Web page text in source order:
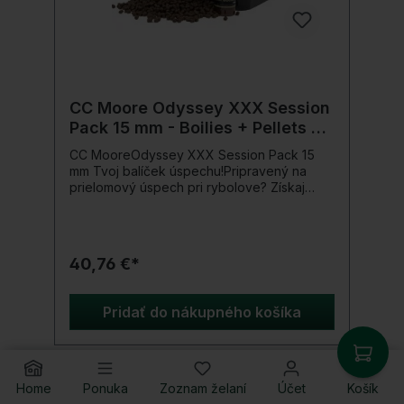
CC Moore Odyssey XXX Session
Pack 15 mm - Boilies + Pellets +
Pop Ups + Booster + Vedro
CC MooreOdyssey XXX Session Pack 15
mm Tvoj balíček úspechu!Pripravený na
prielomový úspech pri rybolove? Získaj
kompletným balíčkom máš všetky produkty,
XXX. Či už rybáriš na rôznych vodách alebo
používaš rôzne rybárske techniky – tento
Session Pack ti ponúka perfektný výber pre
maximálne úlovky.Optimalizuj svoju
prezentáciu nástrah s produktami vysokej
kvality a zvýš svoje šance na úspešný deň
40,76 €*
Pridať do nákupného košíka
Home Ponuka Zoznam želaní Účet Košík